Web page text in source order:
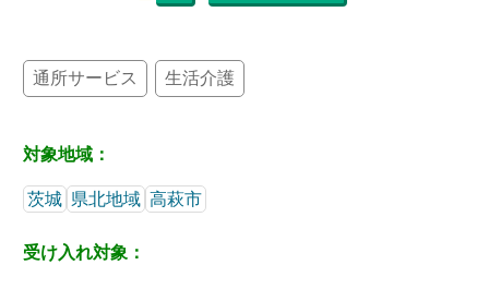
通所サービス 生活介護
対象地域：
茨城 県北地域 高萩市
受け入れ対象：